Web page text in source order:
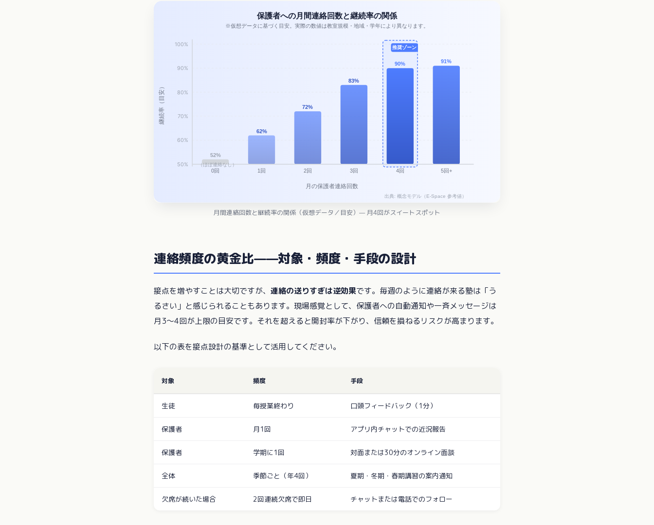
月間連絡回数と継続率の関係（仮想データ／目安）— 月4回がスイートスポット
連絡頻度の黄金比——対象・頻度・手段の設計
接点を増やすことは大切ですが、 連絡の送りすぎは逆効果です。毎週のように連絡が来る塾は「う
るさい」と感じられることもあります。現場感覚として、保護者への自動通知や一斉メッセージは
月3〜4回が上限の目安です。それを超えると開封率が下がり、信頼を損ねるリスクが高まります。
以下の表を接点設計の基準として活用してください。
対象 頻度 手段
生徒 毎授業終わり 口頭フィードバック（1分）
保護者 月1回 アプリ内チャットでの近況報告
保護者 学期に1回 対面または30分のオンライン面談
全体 季節ごと（年4回） 夏期・冬期・春期講習の案内通知
欠席が続いた場合 2回連続欠席で即日 チャットまたは電話でのフォロー